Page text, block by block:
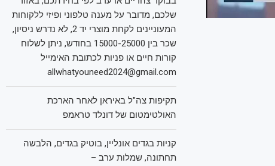
שלכם, מדובר על מענה טלפוני ופיזי ללקוחות
המעוניינים לקחת מוצרי יד 2, לא נדרש ניסיון,
שכר בין 15000-25000 בחודש, ניתן לשלוח
קורות חיים או פניות לכתובת האימייל
allwhatyouneed2024@gmail.com
תקיפות צה"ל באיראן לאחר הארכת
האולטימטום של דונלד טראמפ
קניות בגדים אונליין, בוטיק בגדים, הלבשה
תחתונה, שמלות ערב –